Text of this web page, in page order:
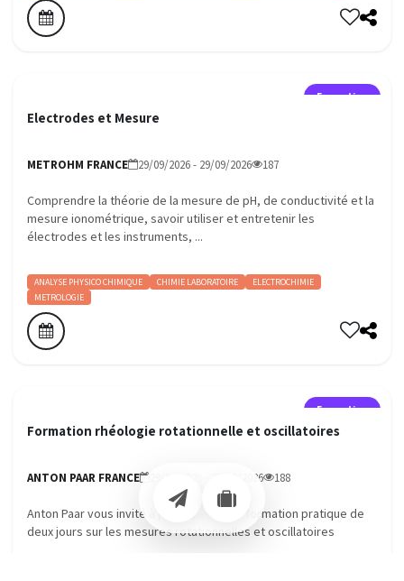
Formation
Electrodes et Mesure
METROHM FRANCE 29/09/2026 - 29/09/2026 187
Comprendre la théorie de la mesure de pH, de conductivité et la
mesure ionométrique, savoir utiliser et entretenir les
électrodes et les instruments, ...
ANALYSE PHYSICO CHIMIQUE CHIMIE LABORATOIRE
ELECTROCHIMIE
METROLOGIE
Formation
Formation rhéologie rotationnelle et oscillatoires
ANTON PAAR FRANCE 29/09/2026 - 30/09/2026 188
Anton Paar vous invite à participer à une formation pratique de
deux jours sur les mesures rotationnelles et oscillatoires